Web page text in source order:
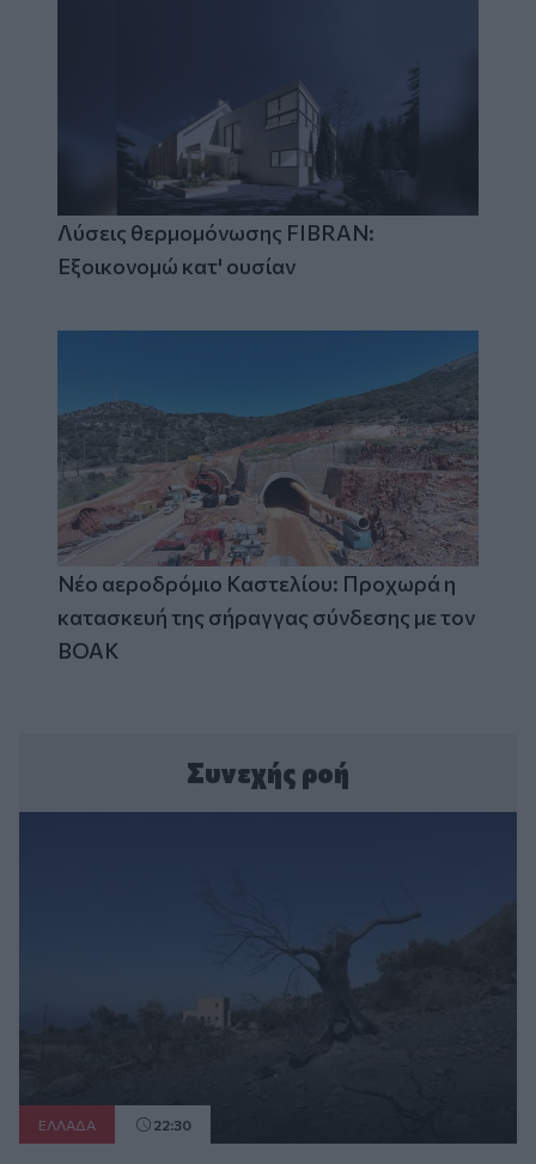
Λύσεις θερμομόνωσης FIBRAN:
Εξοικονομώ κατ' ουσίαν
Νέο αεροδρόμιο Καστελίου: Προχωρά η
κατασκευή της σήραγγας σύνδεσης με τον
ΒΟΑΚ
Συνεχής ροή
ΕΛΛAΔΑ 22:30